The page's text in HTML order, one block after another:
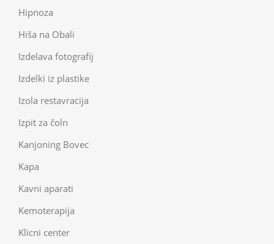
Hipnoza
Hiša na Obali
Izdelava fotografij
Izdelki iz plastike
Izola restavracija
Izpit za čoln
Kanjoning Bovec
Kapa
Kavni aparati
Kemoterapija
Klicni center